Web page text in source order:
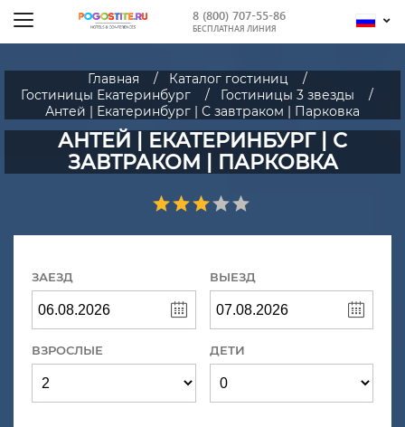
8 (800) 707-55-86
БЕСПЛАТНАЯ ЛИНИЯ
Главная
Каталог гостиниц
Гостиницы Екатеринбург
Гостиницы 3 звезды
Антей | Екатеринбург | С завтраком | Парковка
АНТЕЙ | ЕКАТЕРИНБУРГ | С
ЗАВТРАКОМ | ПАРКОВКА
ЗАЕЗД ВЫЕЗД
ВЗРОСЛЫЕ ДЕТИ